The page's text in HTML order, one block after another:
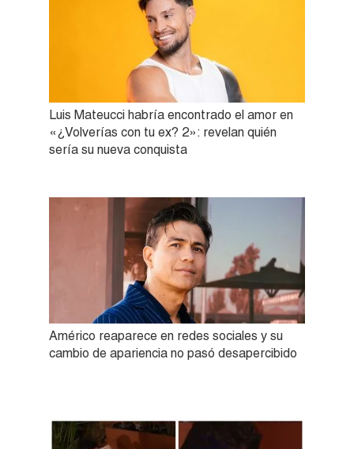
Luis Mateucci habría encontrado el amor en
«¿Volverías con tu ex? 2»: revelan quién
sería su nueva conquista
Américo reaparece en redes sociales y su
cambio de apariencia no pasó desapercibido